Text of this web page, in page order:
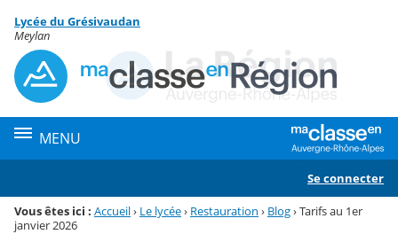
Menu de la rubrique
Contenu
Lycée du Grésivaudan
Meylan
MENU
Se connecter
Vous êtes ici : Accueil› Le lycée› Restauration › Blog›Tarifs au 1er
janvier 2026